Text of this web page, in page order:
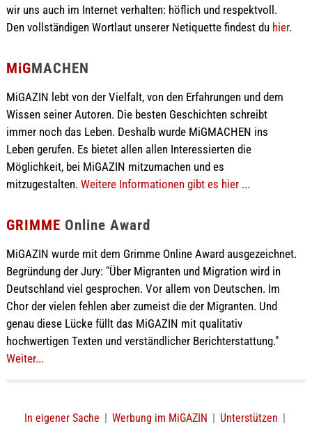
wir uns auch im Internet verhalten: höflich und respektvoll.
Den vollständigen Wortlaut unserer Netiquette findest du hier.
MiGMACHEN
MiGAZIN lebt von der Vielfalt, von den Erfahrungen und dem
Wissen seiner Autoren. Die besten Geschichten schreibt
immer noch das Leben. Deshalb wurde MiGMACHEN ins
Leben gerufen. Es bietet allen allen Interessierten die
Möglichkeit, bei MiGAZIN mitzumachen und es
mitzugestalten. Weitere Informationen gibt es hier ...
GRIMME Online Award
MiGAZIN wurde mit dem Grimme Online Award ausgezeichnet.
Begründung der Jury: "Über Migranten und Migration wird in
Deutschland viel gesprochen. Vor allem von Deutschen. Im
Chor der vielen fehlen aber zumeist die der Migranten. Und
genau diese Lücke füllt das MiGAZIN mit qualitativ
hochwertigen Texten und verständlicher Berichterstattung."
Weiter...
In eigener Sache | Werbung im MiGAZIN | Unterstützen |